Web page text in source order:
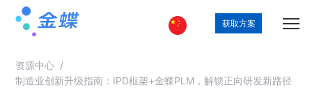
获取方案
资源中心 /
制造业创新升级指南：IPD框架+金蝶PLM，解锁正向研发新路径